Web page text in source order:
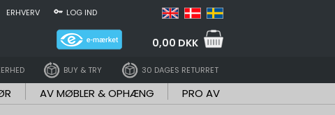
ERHVERV LOG IND
0,00 DKK
BUY & TRY 30 DAGES RETURRET
AV MØBLER & OPHÆNG PRO AV